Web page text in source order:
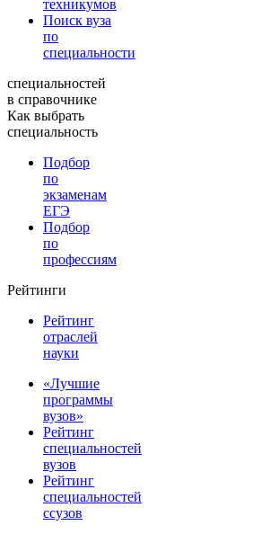
техникумов
Поиск вуза
по
специальности
специальностей
в справочнике
Как выбрать
специальность
Подбор
по
экзаменам
ЕГЭ
Подбор
по
профессиям
Рейтинги
Рейтинг
отраслей
науки
«Лучшие
программы
вузов»
Рейтинг
специальностей
вузов
Рейтинг
специальностей
ссузов